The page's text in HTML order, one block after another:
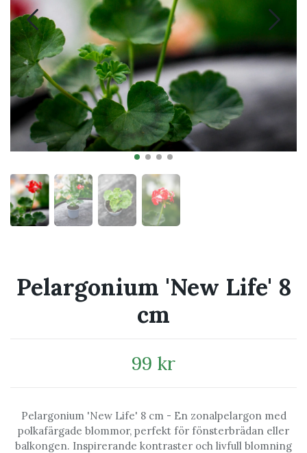
Pelargonium 'New Life' 8
cm
99 kr
Pelargonium 'New Life' 8 cm - En zonalpelargon med
polkafärgade blommor, perfekt för fönsterbrädan eller
balkongen. Inspirerande kontraster och livfull blomning